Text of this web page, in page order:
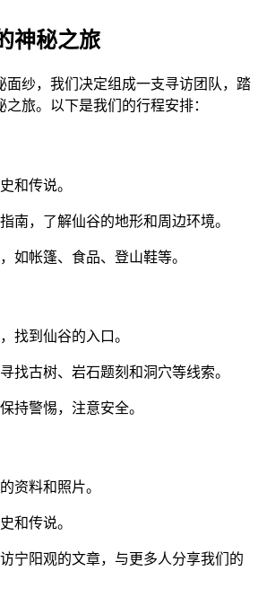
神秘之旅
面纱，我们决定组成一支寻访团队，踏
之旅。以下是我们的行程安排：
和传说。
南，了解仙谷的地形和周边环境。
如帐篷、食品、登山鞋等。
找到仙谷的入口。
找古树、岩石题刻和洞穴等线索。
持警惕，注意安全。
资料和照片。
和传说。
宁阳观的文章，与更多人分享我们的